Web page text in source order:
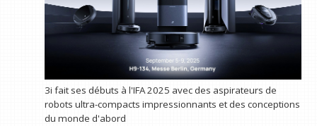
3i fait ses débuts à l'IFA 2025 avec des aspirateurs de
robots ultra-compacts impressionnants et des conceptions
du monde d'abord